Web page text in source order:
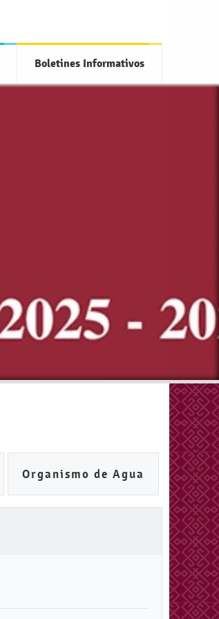
Boletines Informativos
Organismo de Agua